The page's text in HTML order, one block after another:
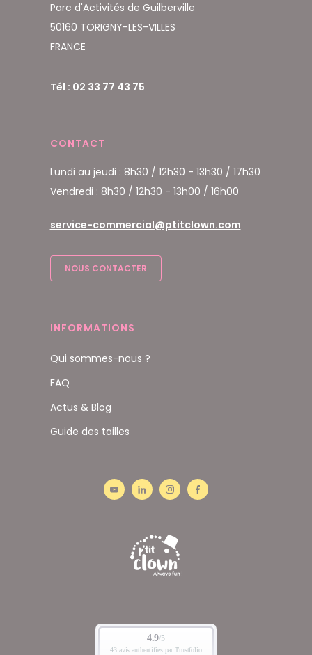
Parc d'Activités de Guilberville
50160 TORIGNY-LES-VILLES
FRANCE
Tél : 02 33 77 43 75
CONTACT
Lundi au jeudi : 8h30 / 12h30 - 13h30 / 17h30
Vendredi : 8h30 / 12h30 - 13h00 / 16h00
service-commercial@ptitclown.com
NOUS CONTACTER
INFORMATIONS
Qui sommes-nous ?
FAQ
Actus & Blog
Guide des tailles